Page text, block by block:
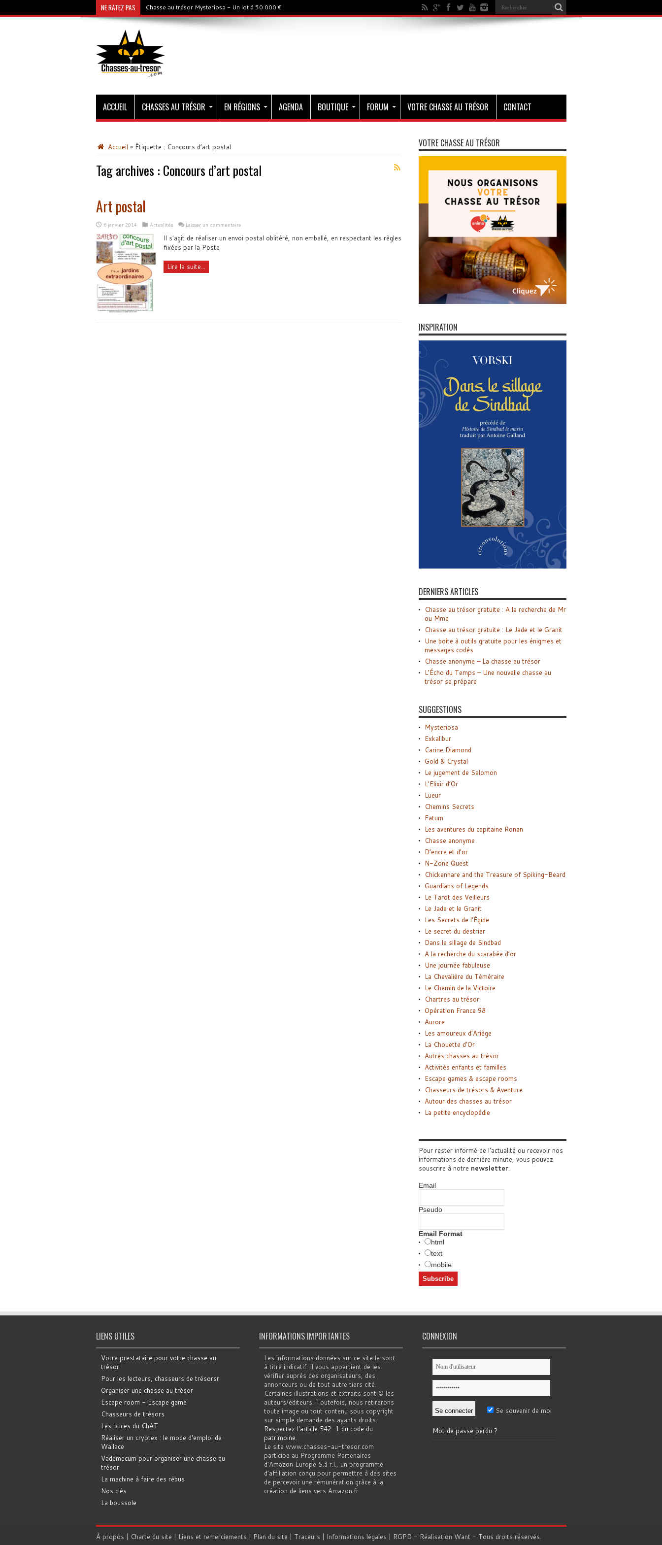
NE RATEZ PAS Chasse au trésor Mysteriosa - Un lot à 50 000 €
ACCUEIL CHASSES AU TRÉSOR EN RÉGIONS AGENDA BOUTIQUE FORUM VOTRE CHASSE AU TRÉSOR CONTACT
Accueil » Étiquette : Concours d’art postal
Tag archives : Concours d’art postal
Art postal
6 janvier 2014 Actualités Laisser un commentaire
Il s'agit de réaliser un envoi postal oblitéré, non emballé, en respectant les règles
fixées par la Poste
Lire la suite...
VOTRE CHASSE AU TRÉSOR
INSPIRATION
DERNIERS ARTICLES
Chasse au trésor gratuite : A la recherche de Mr
ou Mme
Chasse au trésor gratuite : Le Jade et le Granit
Une boîte à outils gratuite pour les énigmes et
messages codés
Chasse anonyme – La chasse au trésor
L’Écho du Temps – Une nouvelle chasse au
trésor se prépare
SUGGESTIONS
Mysteriosa
Exkalibur
Carine Diamond
Gold & Crystal
Le jugement de Salomon
L’Elixir d’Or
Lueur
Chemins Secrets
Fatum
Les aventures du capitaine Ronan
Chasse anonyme
D’encre et d’or
N-Zone Quest
Chickenhare and the Treasure of Spiking-Beard
Guardians of Legends
Le Tarot des Veilleurs
Le Jade et le Granit
Les Secrets de l’Égide
Le secret du destrier
Dans le sillage de Sindbad
A la recherche du scarabée d’or
Une journée fabuleuse
La Chevalière du Téméraire
Le Chemin de la Victoire
Chartres au trésor
Opération France 98
Aurore
Les amoureux d’Ariège
La Chouette d’Or
Autres chasses au trésor
Activités enfants et familles
Escape games & escape rooms
Chasseurs de trésors & Aventure
Autour des chasses au trésor
La petite encyclopédie
Pour rester informé de l'actualité ou recevoir nos
informations de dernière minute, vous pouvez
souscrire à notre newsletter.
Email
Pseudo
Email Format
html
text
mobile
LIENS UTILES
Votre prestataire pour votre chasse au
trésor
Pour les lecteurs, chasseurs de trésorsr
Organiser une chasse au trésor
Escape room - Escape game
Chasseurs de trésors
Les puces du ChAT
Réaliser un cryptex : le mode d'emploi de
Wallace
Vademecum pour organiser une chasse au
trésor
La machine à faire des rébus
Nos clés
La boussole
INFORMATIONS IMPORTANTES
Les informations données sur ce site le sont
à titre indicatif. Il vous appartient de les
vérifier auprès des organisateurs, des
annonceurs ou de tout autre tiers cité.
Certaines illustrations et extraits sont © les
auteurs/éditeurs. Toutefois, nous retirerons
toute image ou tout contenu sous copyright
sur simple demande des ayants droits.
Respectez l'article 542-1 du code du
patrimoine.
Le site www.chasses-au-tresor.com
participe au Programme Partenaires
d’Amazon Europe S.à r.l., un programme
d’affiliation conçu pour permettre à des sites
de percevoir une rémunération grâce à la
création de liens vers Amazon.fr
CONNEXION
Se souvenir de moi
Mot de passe perdu ?
À propos | Charte du site | Liens et remerciements | Plan du site | Traceurs | Informations légales | RGPD - Réalisation Want - Tous droits réservés.